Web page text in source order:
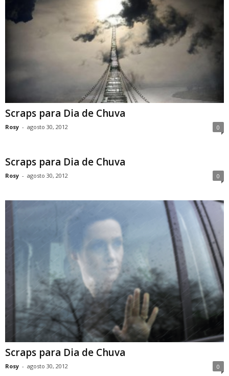
Scraps para Dia de Chuva
Rosy - agosto 30, 2012 0
Scraps para Dia de Chuva
Rosy - agosto 30, 2012 0
Scraps para Dia de Chuva
Rosy - agosto 30, 2012 0